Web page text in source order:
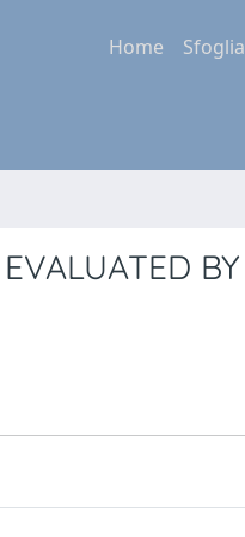
Home Sfoglia
BY